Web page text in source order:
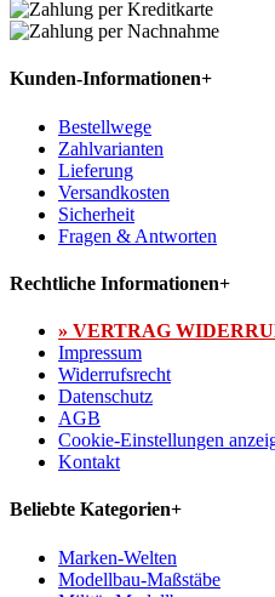
Kunden-Informationen+
Bestellwege
Zahlvarianten
Lieferung
Versandkosten
Sicherheit
Fragen & Antworten
Rechtliche Informationen+
» VERTRAG
Impressum
Widerrufsrecht
Datenschutz
AGB
Cookie-Einstellungen
Kontakt
Beliebte Kategorien+
Marken-Welten
Modellbau-Maßstäbe